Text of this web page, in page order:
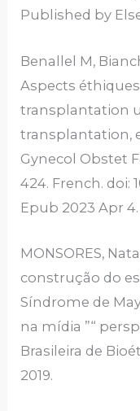
Published by
Benallel M,
Aspects
transplantation
transplantation,
Gynecol Obstet
424. French. doi:
Epub 2023 Apr 4.
MONSORES,
construção do
Síndrome de
na mídia ”“
Brasileira de
2019.